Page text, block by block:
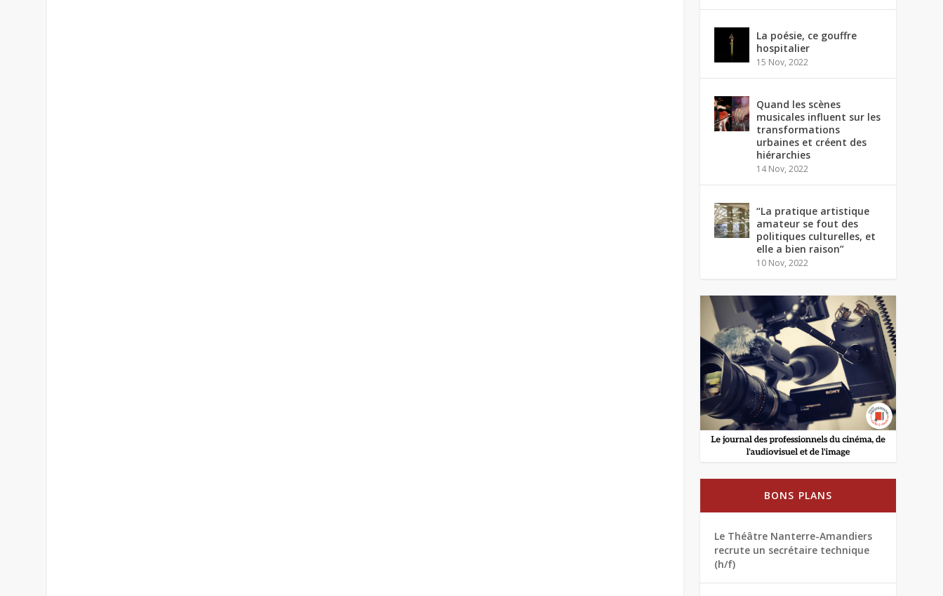
La poésie, ce gouffre
hospitalier
15 Nov, 2022
Quand les scènes
musicales influent sur les
transformations
urbaines et créent des
hiérarchies
14 Nov, 2022
“La pratique artistique
amateur se fout des
politiques culturelles, et
elle a bien raison”
10 Nov, 2022
BONS PLANS
Le Théâtre Nanterre-Amandiers
recrute un secrétaire technique
(h/f)